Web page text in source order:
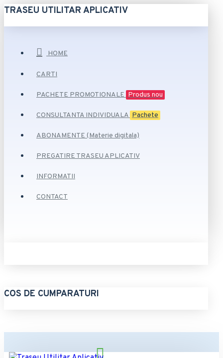
TRASEU UTILITAR APLICATIV
HOME
CARTI
PACHETE PROMOTIONALE Produs nou
CONSULTANTA INDIVIDUALA Pachete
ABONAMENTE (Materie digitala)
PREGATIRE TRASEU APLICATIV
INFORMATII
CONTACT
COS DE CUMPARATURI